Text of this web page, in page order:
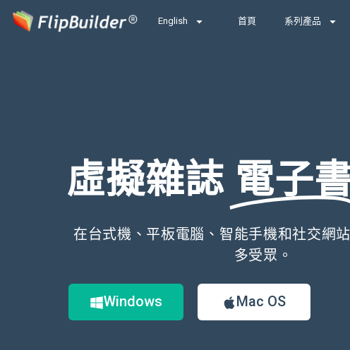
English 首頁 系列產品
虛擬雜誌 電子
在台式機、平板電腦、智能手機和社交網
多受眾。
Windows Mac OS